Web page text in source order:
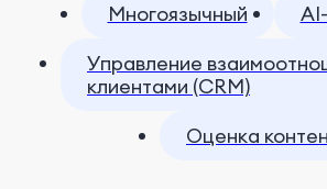
Многоязычный
Управление
клиентами (CRM)
Оценка